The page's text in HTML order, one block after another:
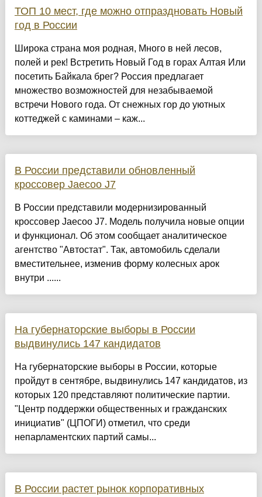
ТОП 10 мест, где можно отпраздновать Новый
год в России
Широка страна моя родная, Много в ней лесов,
полей и рек! Встретить Новый Год в горах Алтая Или
посетить Байкала брег? Россия предлагает
множество возможностей для незабываемой
встречи Нового года. От снежных гор до уютных
коттеджей с каминами – каж...
В России представили обновленный
кроссовер Jaecoo J7
В России представили модернизированный
кроссовер Jaecoo J7. Модель получила новые опции
и функционал. Об этом сообщает аналитическое
агентство "Автостат". Так, автомобиль сделали
вместительнее, изменив форму колесных арок
внутри ......
На губернаторские выборы в России
выдвинулись 147 кандидатов
На губернаторские выборы в России, которые
пройдут в сентябре, выдвинулись 147 кандидатов, из
которых 120 представляют политические партии.
"Центр поддержки общественных и гражданских
инициатив" (ЦПОГИ) отметил, что среди
непарламентских партий самы...
В России растет рынок корпоративных